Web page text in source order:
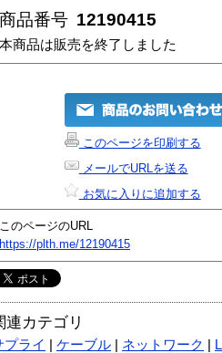
商品番号 12190415
本商品は販売を終了しました
このページを印刷する
メールでURLを送る
お気に入りに追加する
このページのURL
https://plth.me/12190415
連カテゴリ
プライ ケーブル ネットワーク